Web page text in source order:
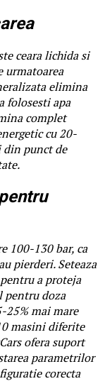
ceara lichida si
urmatoarea
elimina
folosesti apa
complet
cu 20-
din punct de
100-130 bar, ca
pierderi. Seteaza
a proteja
pentru doza
25% mai mare
masini diferite
ofera suport
parametrilor
corecta